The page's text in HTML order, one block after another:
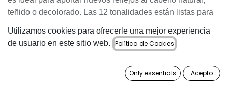
teñido o decolorado. Las 12 tonalidades están listas para
resultados sorprendentes.
Utilizamos cookies para ofrecerle una mejor experiencia
de usuario en este sitio web. Política de Cookies
Only essentials Acepto